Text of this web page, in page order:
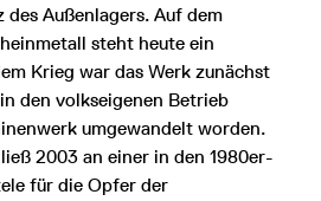
Außenlagers. Auf dem
steht heute ein
Krieg war das Werk zunächst
den volkseigenen Betrieb
umgewandelt worden.
2003 an einer in den 1980er-
für die Opfer der